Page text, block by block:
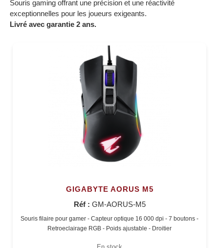
Souris gaming offrant une précision et une réactivité
exceptionnelles pour les joueurs exigeants.
Livré avec garantie 2 ans.
GIGABYTE AORUS M5
Réf : GM-AORUS-M5
Souris filaire pour gamer - Capteur optique 16 000 dpi - 7 boutons -
Retroeclairage RGB - Poids ajustable - Droitier
En stock